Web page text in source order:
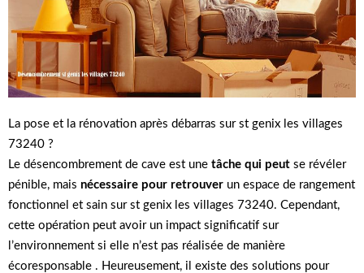
La pose et la rénovation après débarras sur st genix les villages
73240 ?
Le désencombrement de cave est une tâche qui peut se révéler
pénible, mais nécessaire pour retrouver un espace de rangement
fonctionnel et sain sur st genix les villages 73240. Cependant,
cette opération peut avoir un impact significatif sur
l’environnement si elle n’est pas réalisée de manière
écoresponsable . Heureusement, il existe des solutions pour